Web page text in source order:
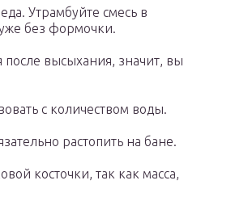
Утрамбуйте смесь в
уже без формочки.
после высыхания, значит, вы
с количеством воды.
растопить на бане.
косточки, так как масса,